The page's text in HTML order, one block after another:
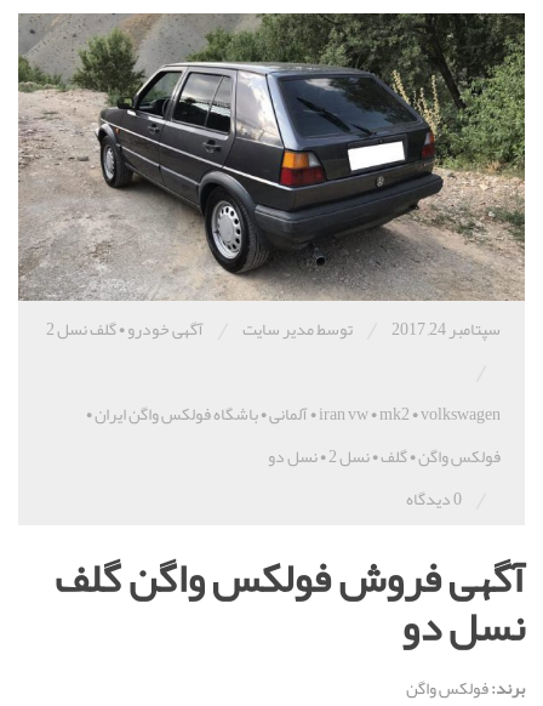
سپتامبر 24, 2017 توسط مدیر سایت آگهی خودرو•گلف نسل 2
iran vw•mk2•volkswagen
•آلمانی•باشگاه فولکس واگن ایران•
فولکس واگن•گلف•نسل 2 •نسل دو
0 دیدگاه
آگهی فروش فولکس واگن گلف
نسل دو
برند:فولکس واگن